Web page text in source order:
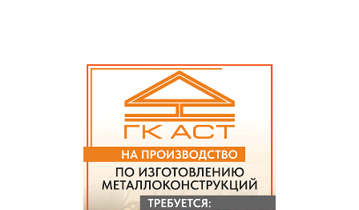
АФИША
ГОЛОСОВАНИЯ